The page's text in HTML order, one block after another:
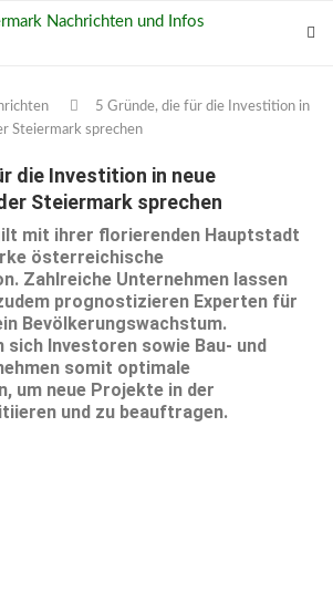
5 Gründe, die für die Investition in
Steiermark sprechen
die Investition in neue
Steiermark sprechen
mit ihrer florierenden Hauptstadt
österreichische
Zahlreiche Unternehmen lassen
prognostizieren Experten für
Bevölkerungswachstum.
sich Investoren sowie Bau- und
somit optimale
um neue Projekte in der
und zu beauftragen.